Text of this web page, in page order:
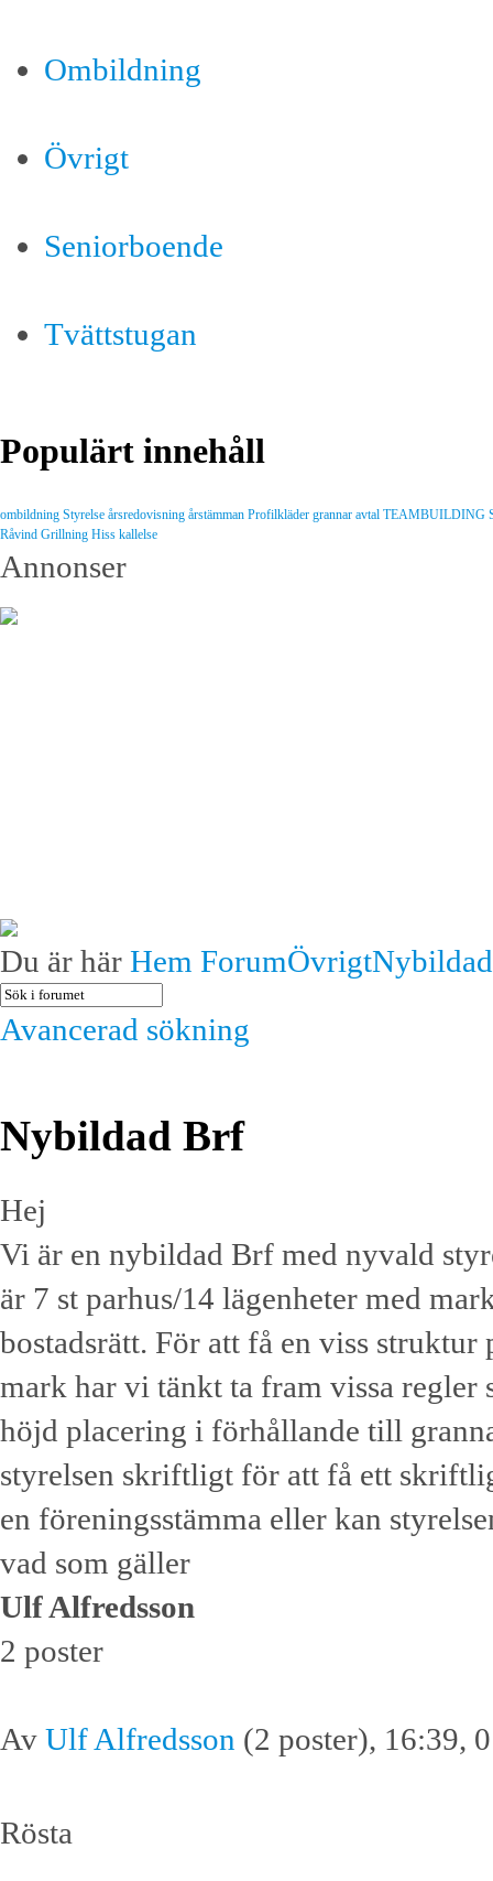
Ombildning
Övrigt
Seniorboende
Tvättstugan
Populärt innehåll
ombildning Styrelse årsredovisning årstämman Profilkläder grannar avtal TEAMBUILDING
Råvind Grillning Hiss kallelse
Annonser
Du är här Hem ForumÖvrigt
Avancerad sökning
Nybildad Brf
Hej
Vi är en nybildad Brf med nyvald
är 7 st parhus/14 lägenheter med
bostadsrätt. För att få en viss
mark har vi tänkt ta fram vissa regler
höjd placering i förhållande till
styrelsen skriftligt för att få ett
en föreningsstämma eller kan
vad som gäller
Ulf Alfredsson
2 poster
Av Ulf Alfredsson (2 poster), 16:39,
Rösta